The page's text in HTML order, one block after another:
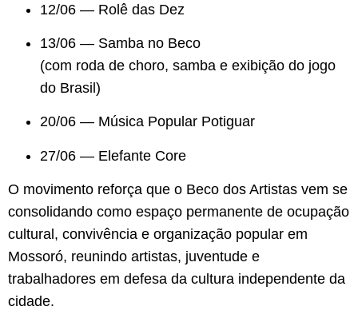
12/06 — Rolê das Dez
13/06 — Samba no Beco
(com roda de choro, samba e exibição do jogo
do Brasil)
20/06 — Música Popular Potiguar
27/06 — Elefante Core
O movimento reforça que o Beco dos Artistas vem se
consolidando como espaço permanente de ocupação
cultural, convivência e organização popular em
Mossoró, reunindo artistas, juventude e
trabalhadores em defesa da cultura independente da
cidade.